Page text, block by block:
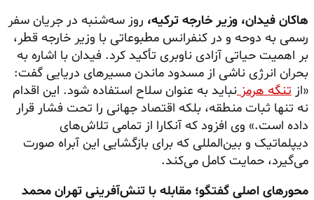
هاکان فیدان، وزیر خارجه ترکیه، روز سه‌شنبه در جریان سفر
رسمی به دوحه و در کنفرانس مطبوعاتی با وزیر خارجه قطر،
بر اهمیت حیاتی آزادی ناوبری تأکید کرد. فیدان با اشاره به
بحران انرژی ناشی از مسدود ماندن مسیرهای دریایی گفت:
«از تنگه هرمزنباید به عنوان سلاح استفاده شود. این اقدام
نه تنها ثبات منطقه، بلکه اقتصاد جهانی را تحت فشار قرار
داده است.» وی افزود که آنکارا از تمامی تلاش‌های
دیپلماتیک و بین‌المللی که برای بازگشایی این آبراه صورت
می‌گیرد، حمایت کامل می‌کند.
محورهای اصلی گفتگو؛ مقابله با تنش‌آفرینی تهران محمد